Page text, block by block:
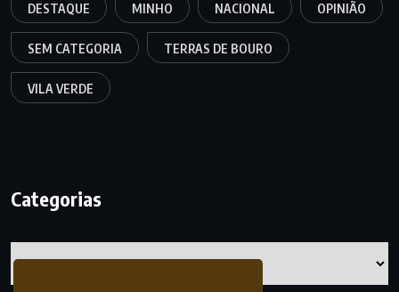
DESTAQUE MINHO NACIONAL OPINIÃO
SEM CATEGORIA TERRAS DE BOURO
VILA VERDE
Categorias